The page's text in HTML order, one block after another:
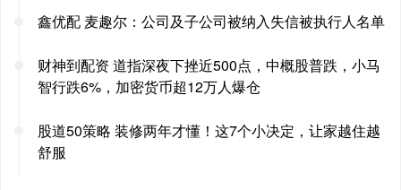
鑫优配 麦趣尔：公司及子公司被纳入失信被执行人名单
财神到配资 道指深夜下挫近500点，中概股普跌，小马
智行跌6%，加密货币超12万人爆仓
股道50策略 装修两年才懂！这7个小决定，让家越住越
舒服